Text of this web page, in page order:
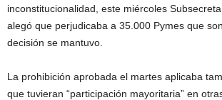
inconstitucionalidad, este miércoles
alegó que perjudicaba a 35.000 Pymes que
decisión se mantuvo.
La prohibición aprobada el martes aplicaba
que tuvieran “participación mayoritaria” en